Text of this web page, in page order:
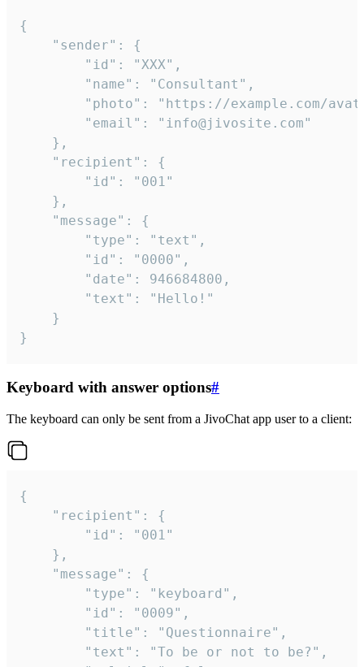
{
}
Keyboard with answer options#
The keyboard can only be sent from a JivoChat app user to a client:
{